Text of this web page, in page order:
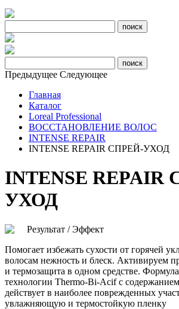
Предыдущее Следующее
Главная
Каталог
Loreal Professional
ВОССТАНОВЛЕНИЕ ВОЛОС
INTENSE REPAIR
INTENSE REPAIR СПРЕЙ-УХОД
INTENSE
УХОД
Результат / Эффект
Помогает избежать сухости от горячей
волосам нежность и блеск. Активируем
и термозащита в одном средстве.
технологии Thermo-Bi-Acif с
действует в наиболее поврежденных
увлажняющую и термостойкую пленку